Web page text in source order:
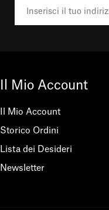
Il Mio Account
Il Mio Account
Storico Ordini
Lista dei Desideri
Newsletter